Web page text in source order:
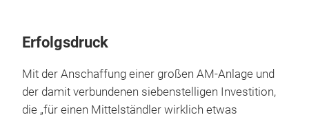
Erfolgsdruck
Mit der Anschaffung einer großen AM-Anlage und
der damit verbundenen siebenstelligen Investition,
die „für einen Mittelständler wirklich etwas